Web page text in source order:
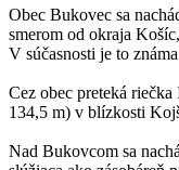
Obec Bukovec sa
smerom od okraja
V súčasnosti je to
Cez obec preteká
134,5 m) v blízkosti
Nad Bukovcom sa